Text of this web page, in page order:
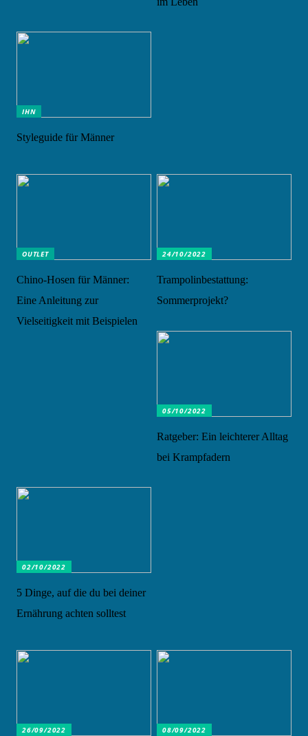
IHN
Styleguide für Männer
OUTLET
Chino-Hosen für Männer:
Eine Anleitung zur
Vielseitigkeit mit Beispielen
24/10/2022
Trampolinbestattung:
Sommerprojekt?
05/10/2022
Ratgeber: Ein leichterer Alltag
bei Krampfadern
02/10/2022
5 Dinge, auf die du bei deiner
Ernährung achten solltest
26/09/2022 08/09/2022